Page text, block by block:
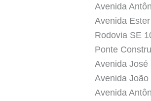
Avenida
Avenida
Rodovia SE
Ponte
Avenida José
Avenida
Avenida